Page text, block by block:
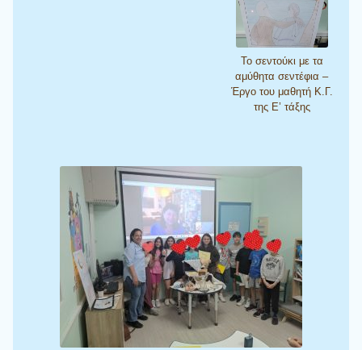
Το σεντούκι με τα
αμύθητα σεντέφια –
Έργο του μαθητή Κ.Γ.
της Ε’ τάξης